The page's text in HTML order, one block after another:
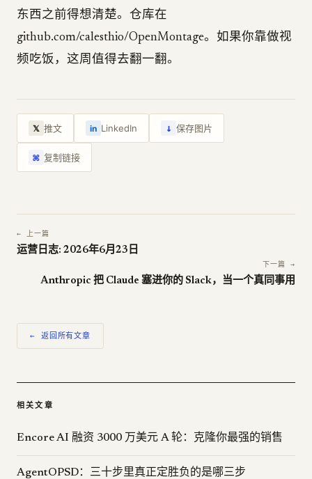
东西之前得想清楚。仓库在
github.com/calesthio/OpenMontage。如果你靠做视
频吃饭，这周值得去翻一翻。
𝕏 推文 in LinkedIn ↓ 保存图片
⌘ 复制链接
← 上一篇
运营日志: 2026年6月23日
下一篇 →
Anthropic 把 Claude 塞进你的 Slack，当一个真同事用
← 返回所有文章
相关文章
Encore AI 融资 3000 万美元 A 轮：克隆你最强的销售
AgentOPSD：三十步里真正定胜负的是哪三步